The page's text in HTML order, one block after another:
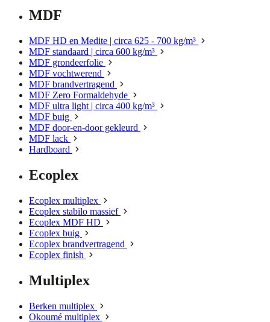
MDF
MDF HD en Medite | circa 625 - 700 kg/m³
MDF standaard | circa 600 kg/m³
MDF grondeerfolie
MDF vochtwerend
MDF brandvertragend
MDF Zero Formaldehyde
MDF ultra light | circa 400 kg/m³
MDF buig
MDF door-en-door gekleurd
MDF lack
Hardboard
Ecoplex
Ecoplex multiplex
Ecoplex stabilo massief
Ecoplex MDF HD
Ecoplex buig
Ecoplex brandvertragend
Ecoplex finish
Multiplex
Berken multiplex
Okoumé multiplex